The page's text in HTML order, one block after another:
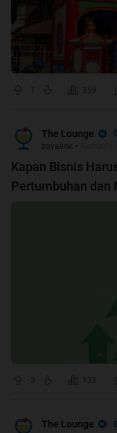
359
The Lounge
zoyalink •
Kapan Bisnis
Pertumbuhan dan
3 131
The Lounge